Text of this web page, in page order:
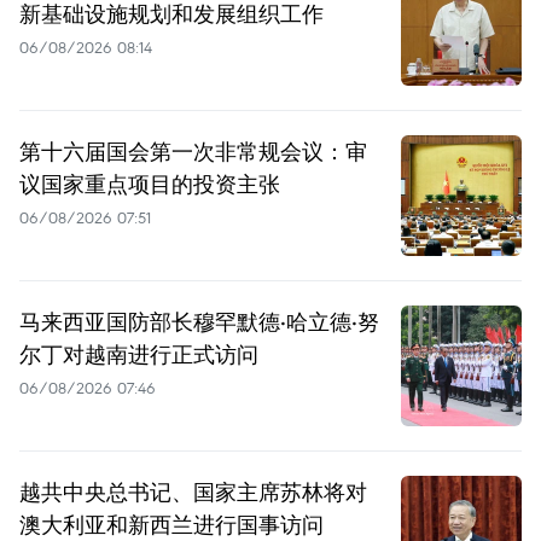
新基础设施规划和发展组织工作
06/08/2026 08:14
第十六届国会第一次非常规会议：审
议国家重点项目的投资主张
06/08/2026 07:51
马来西亚国防部长穆罕默德·哈立德·努
尔丁对越南进行正式访问
06/08/2026 07:46
越共中央总书记、国家主席苏林将对
澳大利亚和新西兰进行国事访问